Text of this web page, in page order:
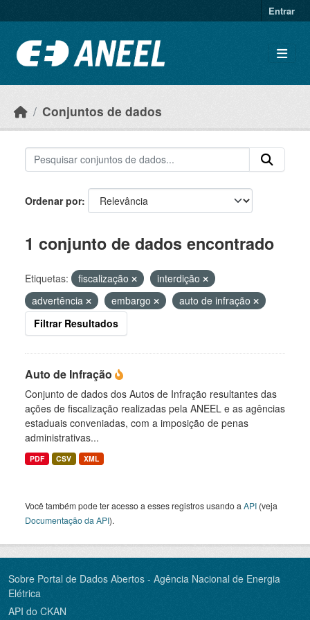
Entrar
Conjuntos de dados
Ordenar por
1 conjunto de dados encontrado
Etiquetas: fiscalização
interdição
advertência
embargo
auto de infração
Filtrar Resultados
Auto de Infração
Conjunto de dados dos Autos de Infração resultantes das
ações de fiscalização realizadas pela ANEEL e as agências
estaduais conveniadas, com a imposição de penas
administrativas...
PDF CSV XML
Você também pode ter acesso a esses registros usando a API (veja
Documentação da API).
Sobre Portal de Dados Abertos - Agência Nacional de Energia
Elétrica
API do CKAN